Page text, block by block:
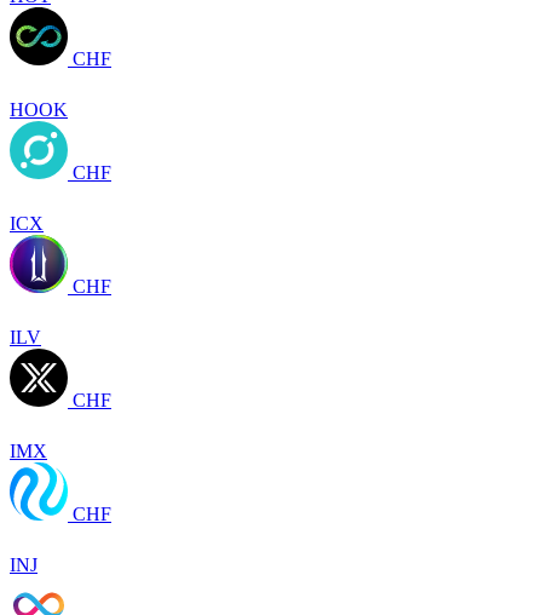
CHF
HOOK
CHF
ICX
CHF
ILV
CHF
IMX
CHF
INJ